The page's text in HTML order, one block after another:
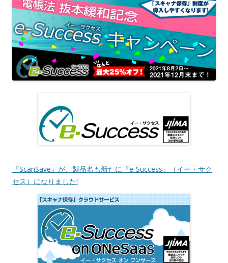
『ScanSave』が、製品名も新たに『e-Success』（イー・サク
セス）になりました!